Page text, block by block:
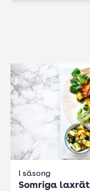
I säsong
Somriga